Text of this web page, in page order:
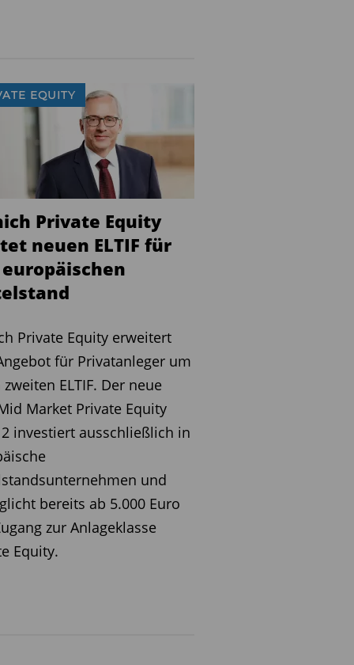
EQUITY
Private Equity
neuen ELTIF für
Private Equity erweitert
für Privatanleger um
ELTIF. Der neue
Market Private Equity
2 investiert ausschließlich in
und
bereits ab 5.000 Euro
zur Anlageklasse
Equity.